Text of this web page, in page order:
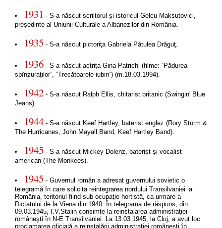
1931 - S-a născut scriitorul şi istoricul Gelcu Maksutovici,
preşedinte al Uniunii Culturale a Albanezilor din România.
1935 - S-a născut pictoriţa Gabriela Pătulea Drăguţ.
1936- S-a născut actriţa Gina Patrichi (filme: “Pădurea
spînzuraţilor”, “Trecătoarele iubiri”) (m.18.03.1994).
1942- S-a născut Ralph Ellis, chitarist britanic (Swingin' Blue
Jeans).
1944- S-a născut Keef Hartley, baterist englez (Rory Storm &
The Hurricanes, John Mayall Band, Keef Hartley Band).
1945 - S-a născut Mickey Dolenz, baterist şi vocalist
american (The Monkees).
1945 - Guvernul român a adresat guvernului sovietic o
telegramă în care solicita reintegrarea nordului Transilvaniei la
România, teritoriul fiind sub ocupaţie hortistă, ca urmare a
Dictatului de la Viena din 1940. În telegrama de răspuns, din
09.03.1945, I.V.Stalin consimte la reinstalarea administraţiei
româneşti în N-E Transilvaniei. La 13.03.1945, la Cluj, a avut loc
proclamarea oficială a reinstalării administraţiei româneşti în